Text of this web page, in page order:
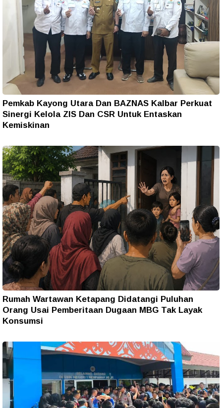
Pemkab Kayong Utara Dan BAZNAS Kalbar Perkuat
Sinergi Kelola ZIS Dan CSR Untuk Entaskan
Kemiskinan
Rumah Wartawan Ketapang Didatangi Puluhan
Orang Usai Pemberitaan Dugaan MBG Tak Layak
Konsumsi